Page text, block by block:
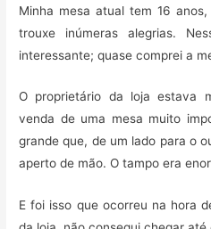
Minha mesa atual tem 16
trouxe inúmeras alegrias.
interessante; quase comprei a
O proprietário da loja estava
venda de uma mesa muito
grande que, de um lado para o
aperto de mão. O tampo era
E foi isso que ocorreu na hora